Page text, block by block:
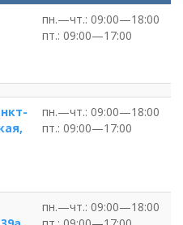
пн.—чт.: 09:00—18:00
пт.: 09:00—17:00
пн.—чт.: 09:00—18:00
пт.: 09:00—17:00
пн.—чт.: 09:00—18:00